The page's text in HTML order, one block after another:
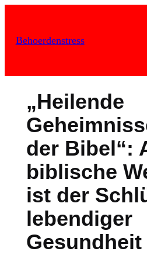
springen
Behoerdenstress
„Heilende
der Bibel“:
biblische
ist der
lebendiger
Gesundheit